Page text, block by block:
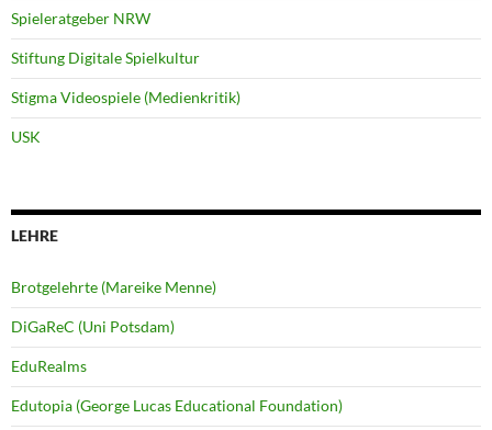
Spieleratgeber NRW
Stiftung Digitale Spielkultur
Stigma Videospiele (Medienkritik)
USK
LEHRE
Brotgelehrte (Mareike Menne)
DiGaReC (Uni Potsdam)
EduRealms
Edutopia (George Lucas Educational Foundation)